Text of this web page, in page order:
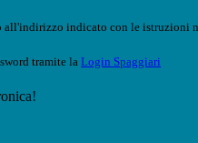
all'indirizzo indicato con le istruzioni
tramite la Login Spaggiari